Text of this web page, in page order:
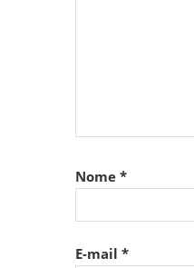
Nome *
E-mail *